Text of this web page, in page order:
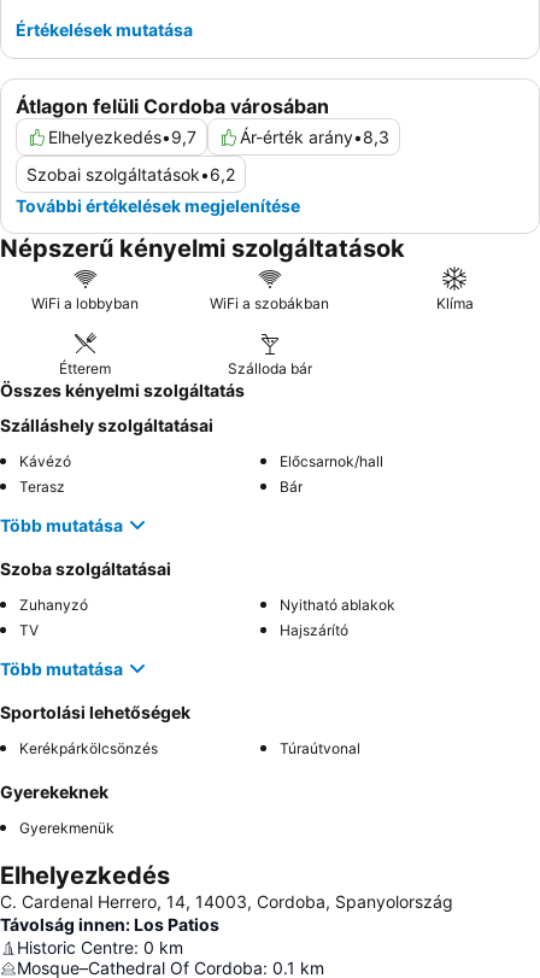
Átlagon felüli Cordoba városában
Elhelyezkedés•9,7 Ár-érték arány•8,3
Szobai szolgáltatások•6,2
További értékelések megjelenítése
Értékelések mutatása
Népszerű kényelmi szolgáltatások
WiFi a lobbyban WiFi a szobákban Klíma
Étterem Szálloda bár
Összes kényelmi szolgáltatás
Szálláshely szolgáltatásai
Kávézó
Előcsarnok/hall
Terasz
Bár
Több mutatása
Szoba szolgáltatásai
Zuhanyzó
Nyitható ablakok
TV
Hajszárító
Több mutatása
Sportolási lehetőségek
Kerékpárkölcsönzés Túraútvonal
Gyerekeknek
Gyerekmenük
Elhelyezkedés
C. Cardenal Herrero, 14, 14003, Cordoba, Spanyolország
Távolság innen: Los Patios
Historic Centre: 0 km
Mosque–Cathedral Of Cordoba: 0.1 km